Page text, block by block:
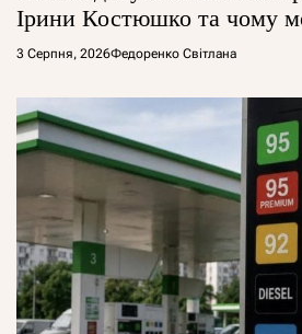
Ірини Костюшко та чому
арештувати її активи
3 Серпня, 2026Федоренко Світлана